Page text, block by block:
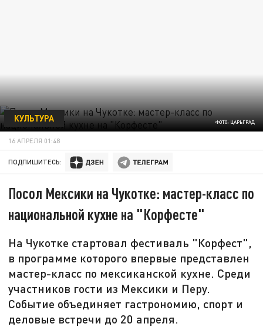
ФОТО: ЦАРЬГРАД
КУЛЬТУРА
16 АПРЕЛЯ 01:48
ПОДПИШИТЕСЬ:
Посол Мексики на Чукотке: мастер-класс по
национальной кухне на "Корфесте"
На Чукотке стартовал фестиваль "Корфест",
в программе которого впервые представлен
мастер-класс по мексиканской кухне. Среди
участников гости из Мексики и Перу.
Событие объединяет гастрономию, спорт и
деловые встречи до 20 апреля.